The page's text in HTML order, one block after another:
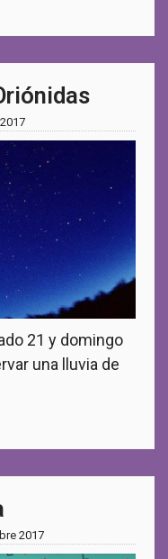
21 y domingo
una lluvia de
2017